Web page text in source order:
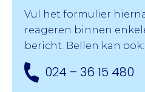
Vul het formulier
reageren binnen
bericht. Bellen kan ook:
024 – 36 15 480